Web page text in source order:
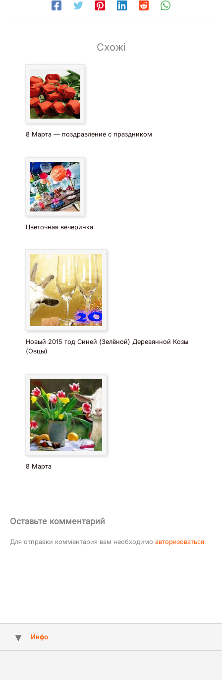
Схожі
8 Марта — поздравление с праздником
Цветочная вечеринка
Новый 2015 год Синей (Зелёной) Деревянной Козы
(Овцы)
8 Марта
Оставьте комментарий
Для отправки комментария вам необходимо авторизоваться.
Инфо